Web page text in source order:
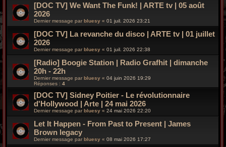
[DOC TV] We Want The Funk! | ARTE tv | 05 août
2026
Dernier message par bluesy « 01 juil. 2026 23:21
[DOC TV] La revanche du disco | ARTE tv | 01 juillet
2026
Dernier message par bluesy « 01 juil. 2026 22:38
[Radio] Boogie Station | Radio Grafhit | dimanche
20h - 22h
Dernier message par bluesy « 04 juin 2026 19:29
Réponses : 4
[DOC TV] Sidney Poitier - Le révolutionnaire
d'Hollywood | Arte | 24 mai 2026
Dernier message par bluesy « 24 mai 2026 22:20
Let It Happen - From Past to Present | James
Brown legacy
Dernier message par bluesy « 08 mai 2026 17:27